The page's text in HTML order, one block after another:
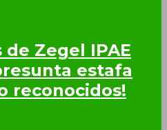
de Zegel IPAE
estafa
reconocidos!